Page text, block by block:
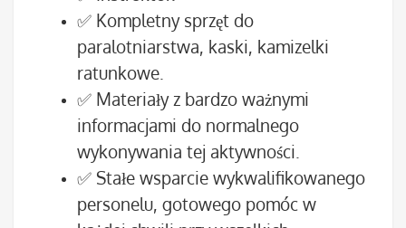
✅ Kompletny sprzęt do
paralotniarstwa, kaski, kamizelki
ratunkowe.
✅ Materiały z bardzo ważnymi
informacjami do normalnego
wykonywania tej aktywności.
✅ Stałe wsparcie wykwalifikowanego
personelu, gotowego pomóc w